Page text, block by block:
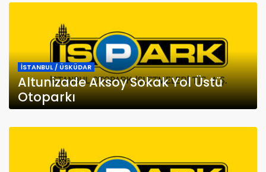
İSTANBUL / ÜSKÜDAR
Altunizade Aksoy Sokak Yol Üstü
Otoparkı